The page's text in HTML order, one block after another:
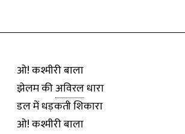
ओ! कश्मीरी बाला
झेलम कीअविरलधारा
डल में धड़कती शिकारा
ओ! कश्मीरी बाला